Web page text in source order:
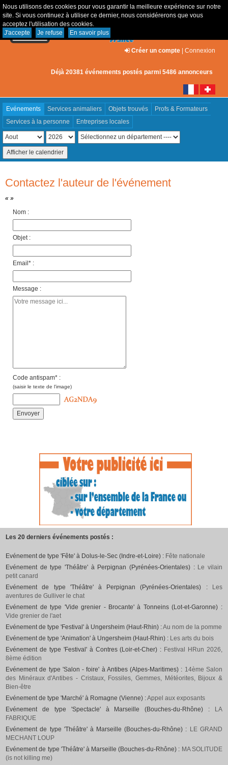
Nous utilisons des cookies pour vous garantir la meilleure expérience sur notre
site. Si vous continuez à utiliser ce dernier, nous considérerons que vous
acceptez l'utilisation des cookies.
J'accepte
Je refuse En savoir plus
Créer un compte | Connexion
Déjà 20381 événements postés parmi 5486 annonceurs
Evénements Services animaliers Objets trouvés
Profs & Formateurs
Services à la personne
Entreprises locales
Contactez l'auteur de l'événement
« »
Nom :
Objet :
Email* :
Message :
Code antispam* :
(saisir le texte de l'image)
Les 20 derniers événements postés :
Evénement de type 'Fête' à Dolus-le-Sec (Indre-et-Loire) : Fête nationale
Evénement de type 'Théâtre' à Perpignan (Pyrénées-Orientales) : Le vilain
petit canard
Evénement de type 'Théâtre' à Perpignan (Pyrénées-Orientales) :
Les
aventures de Gulliver le chat
Evénement de type 'Vide grenier - Brocante' à Tonneins (Lot-et-Garonne) :
Vide grenier de l'aet
Evénement de type 'Festival' à Ungersheim (Haut-Rhin) :Au nom de la pomme
Evénement de type 'Animation' à Ungersheim (Haut-Rhin) : Les arts du bois
Evénement de type 'Festival' à Contres (Loir-et-Cher) : Festival HRun 2026,
8ème édition
Evénement de type 'Salon - foire' à Antibes (Alpes-Maritimes) : 14ème Salon
des Minéraux d'Antibes - Cristaux, Fossiles, Gemmes, Météorites, Bijoux &
Bien-être
Evénement de type 'Marché' à Romagne (Vienne) :Appel aux exposants
Evénement de type 'Spectacle' à Marseille (Bouches-du-Rhône) :
LA
FABRIQUE
Evénement de type 'Théâtre' à Marseille (Bouches-du-Rhône) : LE GRAND
MECHANT LOUP
Evénement de type 'Théâtre' à Marseille (Bouches-du-Rhône) : MA SOLITUDE
(is not killing me)